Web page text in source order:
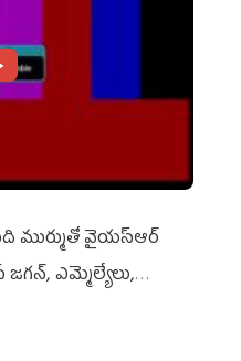
ముర్ముతో వైయ‌స్ఆర్
జ‌గ‌న్, ఎమ్మెల్యేలు,